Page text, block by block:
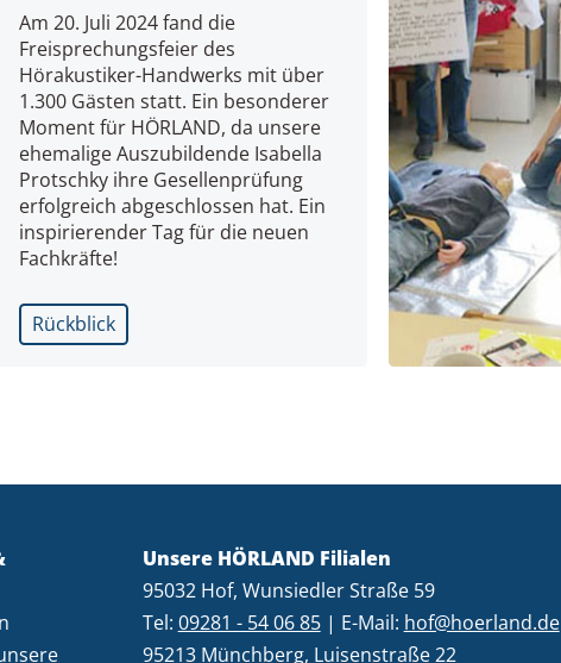
Am 20. Juli 2024 fand die
Freisprechungsfeier des
Hörakustiker-Handwerks mit über
1.300 Gästen statt. Ein besonderer
Moment für HÖRLAND, da unsere
ehemalige Auszubildende Isabella
Protschky ihre Gesellenprüfung
erfolgreich abgeschlossen hat. Ein
inspirierender Tag für die neuen
Fachkräfte!
Rückblick
Unsere HÖRLAND Filialen
95032 Hof, Wunsiedler Straße 59
Tel: 09281 - 54 06 85| E-Mail: hof@hoerland.de
95213 Münchberg, Luisenstraße 22